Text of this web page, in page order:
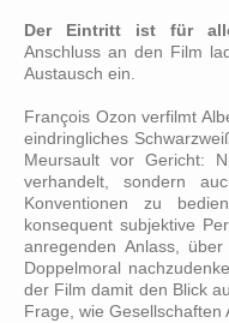
Der Eintritt ist für
Anschluss an den Film
Austausch ein.
François Ozon verfilmt
eindringliches
Meursault vor Gericht:
verhandelt, sondern
Konventionen zu
konsequent subjektive
anregenden Anlass,
Doppelmoral
der Film damit den Blick
Frage, wie Gesellschaften